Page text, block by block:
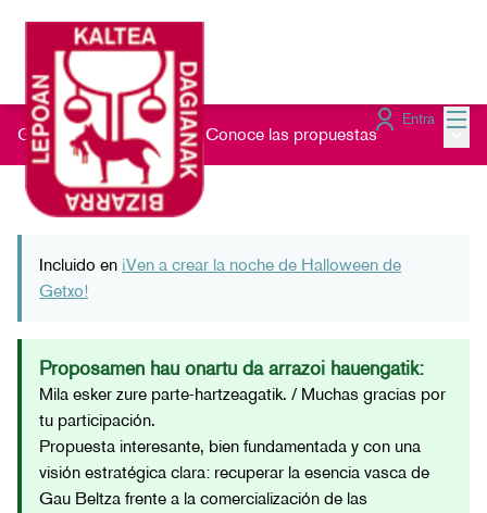
Entra
Gau Beltz Gaztea 2026/ Conoce las propuestas
Incluido en ¡Ven a crear la noche de Halloween de
Getxo!
Proposamen hau onartu da arrazoi hauengatik:
Mila esker zure parte-hartzeagatik. / Muchas gracias por
tu participación.
Propuesta interesante, bien fundamentada y con una
visión estratégica clara: recuperar la esencia vasca de
Gau Beltza frente a la comercialización de las